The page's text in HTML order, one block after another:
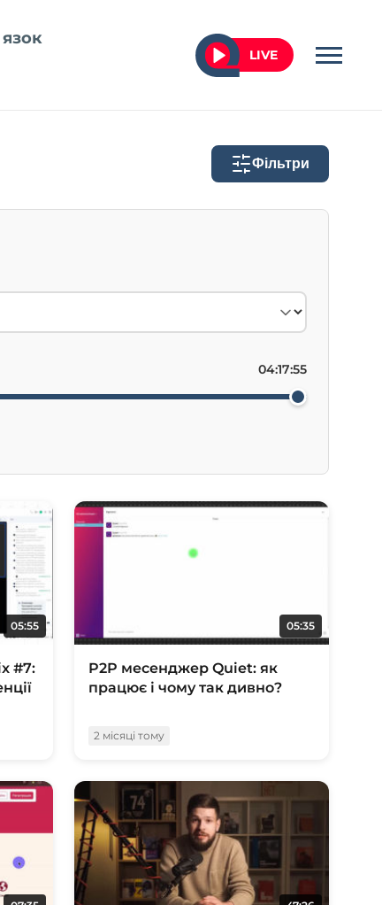
LIVE
Фільтри
04:17:55
05:55
#7:
05:35
P2P месенджер Quiet: як
працює і чому так дивно?
2 місяці тому